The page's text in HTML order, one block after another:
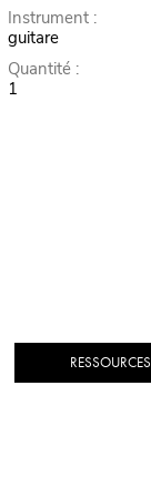
Instrument :
guitare
Quantité :
1